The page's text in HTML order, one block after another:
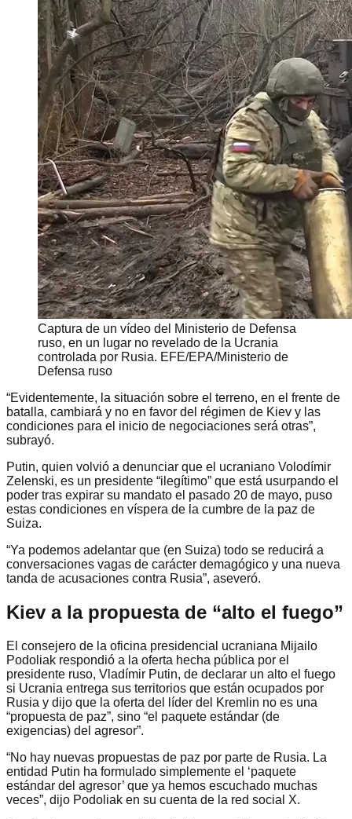
Captura de un vídeo del Ministerio de Defensa
ruso, en un lugar no revelado de la Ucrania
controlada por Rusia. EFE/EPA/Ministerio de
Defensa ruso
“Evidentemente, la situación sobre el terreno, en el frente de
batalla, cambiará y no en favor del régimen de Kiev y las
condiciones para el inicio de negociaciones será otras”,
subrayó.
Putin, quien volvió a denunciar que el ucraniano Volodímir
Zelenski, es un presidente “ilegítimo” que está usurpando el
poder tras expirar su mandato el pasado 20 de mayo, puso
estas condiciones en víspera de la cumbre de la paz de
Suiza.
“Ya podemos adelantar que (en Suiza) todo se reducirá a
conversaciones vagas de carácter demagógico y una nueva
tanda de acusaciones contra Rusia”, aseveró.
Kiev a la propuesta de “alto el fuego”
El consejero de la oficina presidencial ucraniana Mijailo
Podoliak respondió a la oferta hecha pública por el
presidente ruso, Vladímir Putin, de declarar un alto el fuego
si Ucrania entrega sus territorios que están ocupados por
Rusia y dijo que la oferta del líder del Kremlin no es una
“propuesta de paz”, sino “el paquete estándar (de
exigencias) del agresor”.
“No hay nuevas propuestas de paz por parte de Rusia. La
entidad Putin ha formulado simplemente el ‘paquete
estándar del agresor’ que ya hemos escuchado muchas
veces”, dijo Podoliak en su cuenta de la red social X.